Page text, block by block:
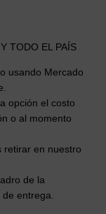
TODO EL PAÍS
usando Mercado
opción el costo
o al momento
retirar en nuestro
de la
entrega.